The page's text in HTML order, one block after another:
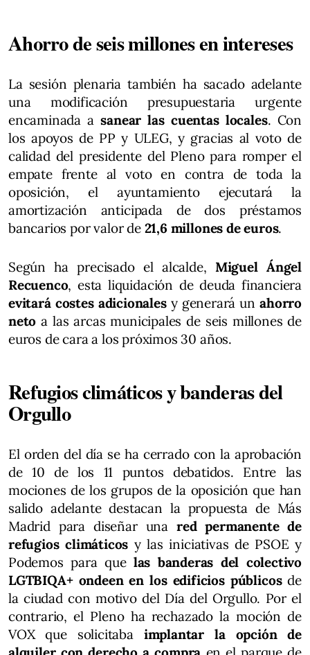
Ahorro de seis millones en intereses
La sesión plenaria también ha sacado adelante
una modificación presupuestaria urgente
encaminada a sanear las cuentas locales. Con
los apoyos de PP y ULEG, y gracias al voto de
calidad del presidente del Pleno para romper el
empate frente al voto en contra de toda la
oposición, el ayuntamiento ejecutará la
amortización anticipada de dos préstamos
bancarios por valor de21,6 millones de euros.
Según ha precisado el alcalde, Miguel Ángel
Recuenco, esta liquidación de deuda financiera
evitará costes adicionalesy generará unahorro
neto a las arcas municipales de seis millones de
euros de cara a los próximos 30 años.
Refugios climáticos y banderas del
Orgullo
El orden del día se ha cerrado con la aprobación
de 10 de los 11 puntos debatidos. Entre las
mociones de los grupos de la oposición que han
salido adelante destacan la propuesta de Más
Madrid para diseñar una red permanente de
refugios climáticos y las iniciativas de PSOE y
Podemos para que las banderas del colectivo
LGTBIQA+ ondeen en los edificios públicosde
la ciudad con motivo del Día del Orgullo. Por el
contrario, el Pleno ha rechazado la moción de
VOX que solicitabaimplantar la opción de